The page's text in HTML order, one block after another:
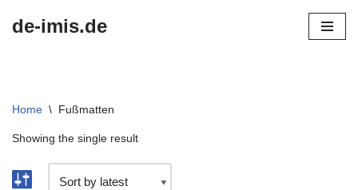
de-imis.de
Home \ Fußmatten
Showing the single result